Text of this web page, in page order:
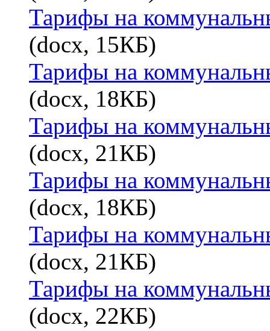
Тарифы на
(docx, 15КБ)
Тарифы на
(docx, 18КБ)
Тарифы на
(docx, 21КБ)
Тарифы на
(docx, 18КБ)
Тарифы на
(docx, 21КБ)
Тарифы на
(docx, 22КБ)